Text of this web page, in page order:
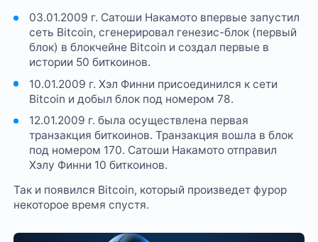
03.01.2009 г. Сатоши Накамото впервые запустил
сеть Bitcoin, сгенерировал генезис-блок (первый
блок) в блокчейне Bitcoin и создал первые в
истории 50 биткоинов.
10.01.2009 г. Хэл Финни присоединился к сети
Bitcoin и добыл блок под номером 78.
12.01.2009 г. была осуществлена первая
транзакция биткоинов. Транзакция вошла в блок
под номером 170. Сатоши Накамото отправил
Хэлу Финни 10 биткоинов.
Так и появился Bitcoin, который произведет фурор
некоторое время спустя.